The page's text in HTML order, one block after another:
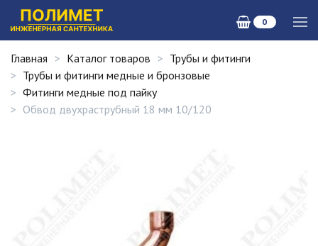
0
Главная Каталог товаров
Трубы и фитинги
Трубы и фитинги медные и бронзовые
Фитинги медные под пайку
Обвод двухраструбный 18 мм 10/120